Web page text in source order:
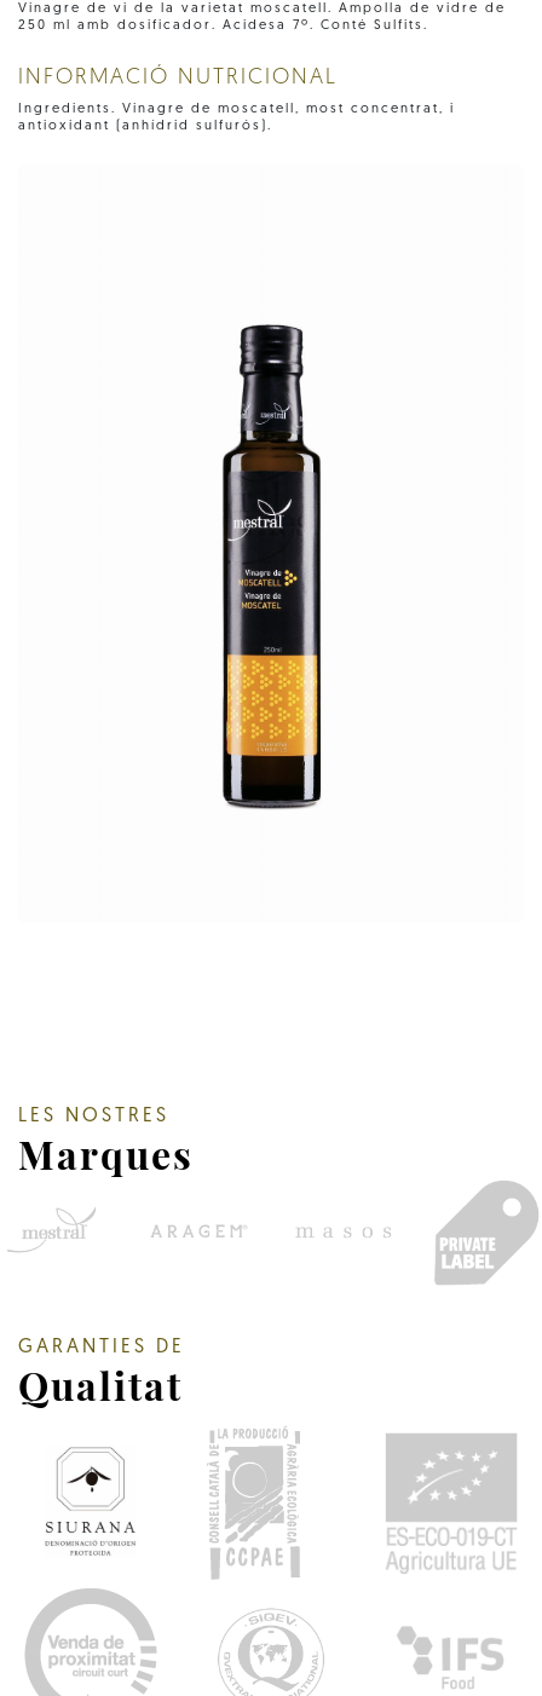
Vinagre de vi de la varietat moscatell. Ampolla de vidre de
250 ml amb dosificador. Acidesa 7º. Conté Sulfits.
INFORMACIÓ NUTRICIONAL
Ingredients. Vinagre de moscatell, most concentrat, i
antioxidant (anhídrid sulfurós).
LES NOSTRES
Marques
GARANTIES DE
Qualitat